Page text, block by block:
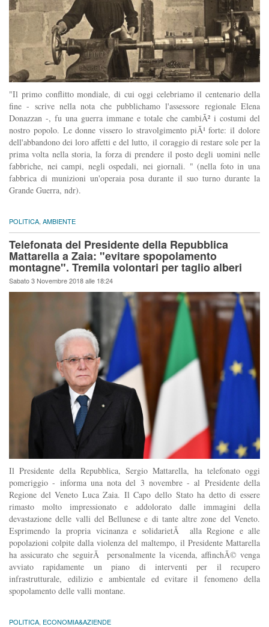
"Il primo conflitto mondiale, di cui oggi celebriamo il centenario della
fine - scrive nella nota che pubblichamo l'assessore regionale Elena
Donazzan -, fu una guerra immane e totale che cambiÃ² i costumi del
nostro popolo. Le donne vissero lo stravolgimento piÃ¹ forte: il dolore
dell'abbandono dei loro affetti e del lutto, il coraggio di restare sole per la
prima volta nella storia, la forza di prendere il posto degli uomini nelle
fabbriche, nei campi, negli ospedali, nei giornali. " (nella foto in una
fabbrica di munizioni un'operaia posa durante il suo turno durante la
Grande Guerra, ndr).
POLITICA AMBIENTE
Telefonata del Presidente della Repubblica
Mattarella a Zaia: "evitare spopolamento
montagne". Tremila volontari per taglio alberi
Sabato 3 Novembre 2018 alle 18:24
Il Presidente della Repubblica, Sergio Mattarella, ha telefonato oggi
pomeriggio - informa una nota del 3 novembre - al Presidente della
Regione del Veneto Luca Zaia. Il Capo dello Stato ha detto di essere
rimasto molto impressionato e addolorato dalle immagini della
devastazione delle valli del Bellunese e di tante altre zone del Veneto.
Esprimendo la propria vicinanza e solidarietÃ alla Regione e alle
popolazioni colpite dalla violenza del maltempo, il Presidente Mattarella
ha assicurato che seguirÃ personalmente la vicenda, affinchÃ© venga
avviato rapidamente un piano di interventi per il recupero
infrastrutturale, edilizio e ambientale ed evitare il fenomeno della
spopolamento delle valli montane.
POLITICA, ECONOMIA&AZIENDE